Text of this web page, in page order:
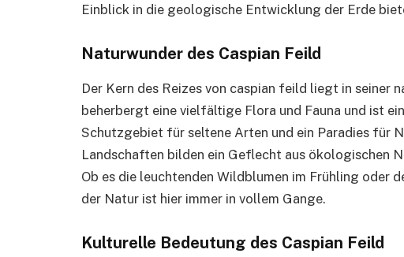
Einblick in die geologische Entwicklung der Erde
Naturwunder des Caspian Feild
Der Kern des Reizes von caspian feild liegt in seiner
beherbergt eine vielfältige Flora und Fauna und ist
Schutzgebiet für seltene Arten und ein Paradies für
Landschaften bilden ein Geflecht aus ökologischen
Ob es die leuchtenden Wildblumen im Frühling oder
der Natur ist hier immer in vollem Gange.
Kulturelle Bedeutung des Caspian Feild